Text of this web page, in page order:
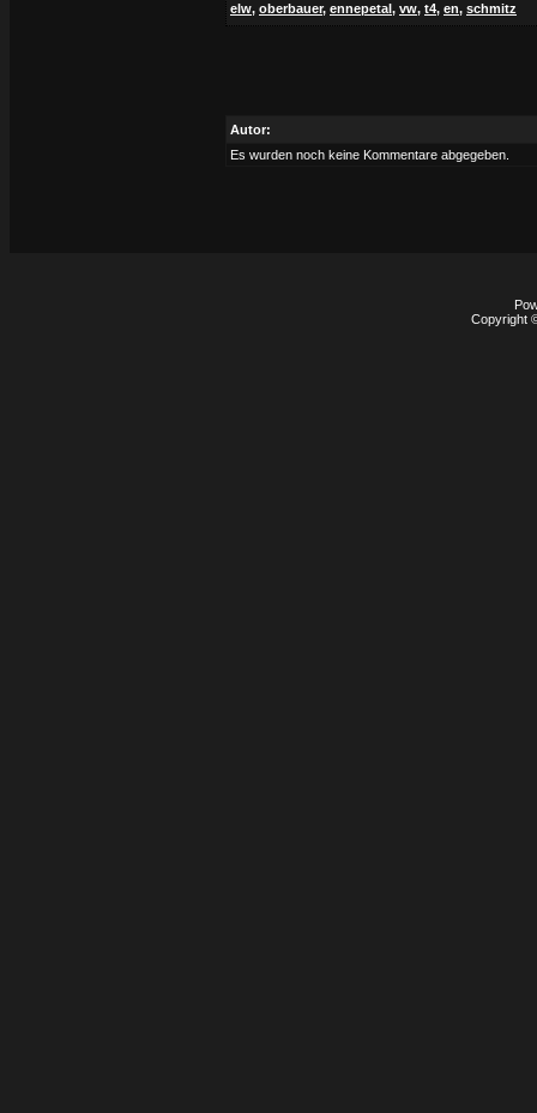
elw, oberbauer, ennepetal, vw, t4, en, schmitz
Autor:
Es wurden noch keine Kommentare abgegeben.
Copyright